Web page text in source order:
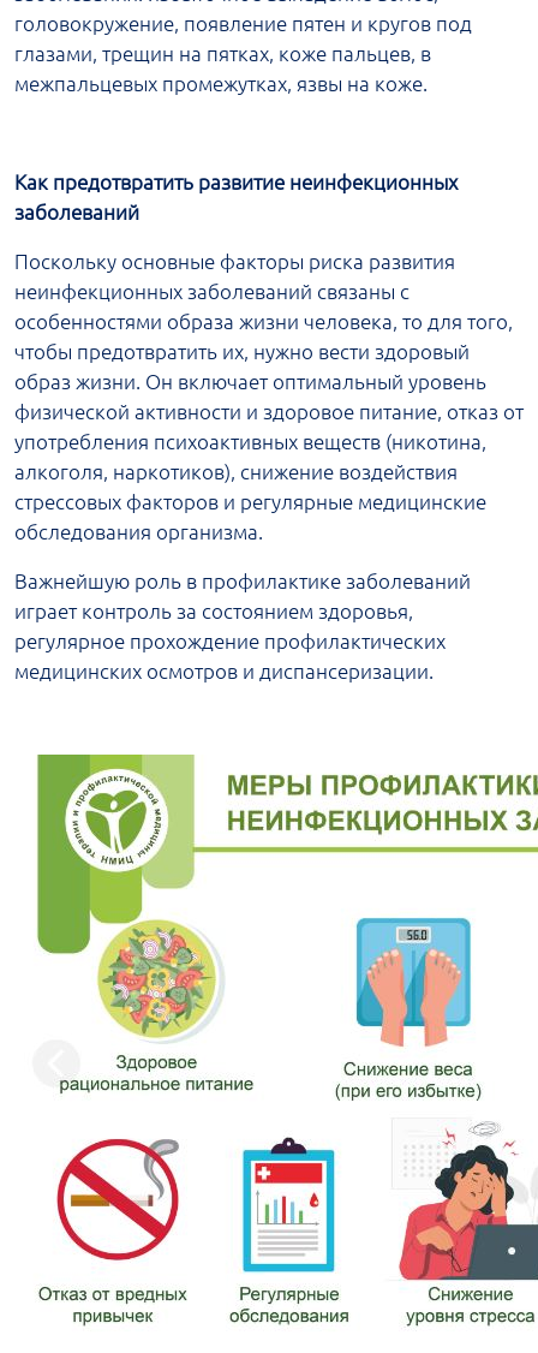
головокружение, появление пятен и кругов под
глазами, трещин на пятках, коже пальцев, в
межпальцевых промежутках, язвы на коже.
Как предотвратить развитие неинфекционных
заболеваний
Поскольку основные факторы риска развития
неинфекционных заболеваний связаны с
особенностями образа жизни человека, то для того,
чтобы предотвратить их, нужно вести здоровый
образ жизни. Он включает оптимальный уровень
физической активности и здоровое питание, отказ от
употребления психоактивных веществ (никотина,
алкоголя, наркотиков), снижение воздействия
стрессовых факторов и регулярные медицинские
обследования организма.
Важнейшую роль в профилактике заболеваний
играет контроль за состоянием здоровья,
регулярное прохождение профилактических
медицинских осмотров и диспансеризации.